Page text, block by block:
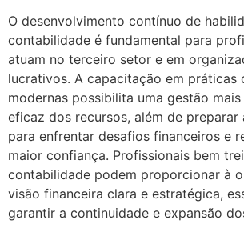
O desenvolvimento contínuo de
contabilidade é fundamental para
atuam no terceiro setor e em
lucrativos. A capacitação em práticas
modernas possibilita uma gestão
eficaz dos recursos, além de preparar
para enfrentar desafios financeiros e
maior confiança. Profissionais bem
contabilidade podem proporcionar à
visão financeira clara e estratégica,
garantir a continuidade e expansão